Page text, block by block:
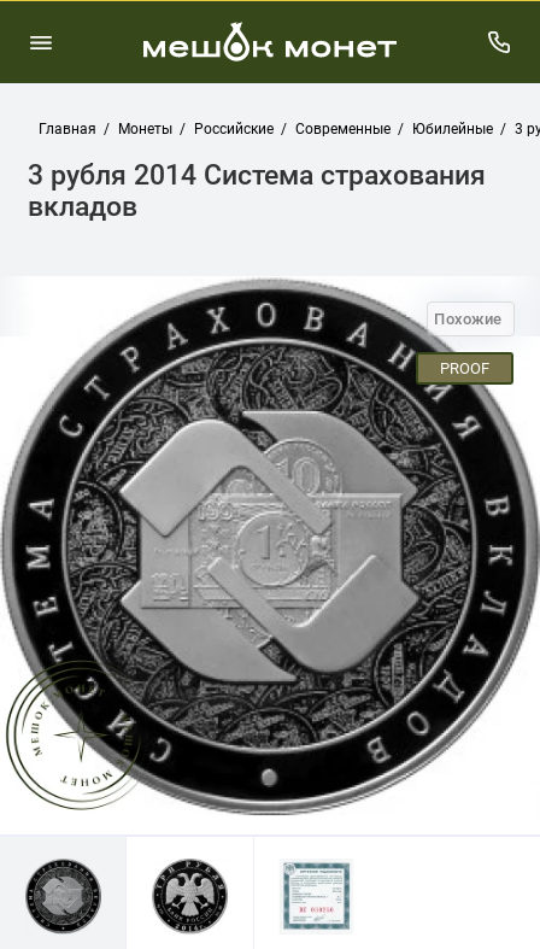
Главная Монеты Российские Современные Юбилейные 3
3 рубля 2014 Система страхования
вкладов
Похожие
PROOF